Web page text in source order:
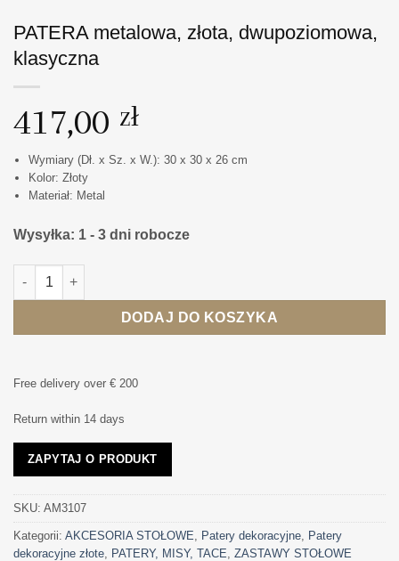
PATERA metalowa, złota, dwupoziomowa,
klasyczna
417,00 zł
Wymiary (Dł. x Sz. x W.): 30 x 30 x 26 cm
Kolor: Złoty
Materiał: Metal
Wysyłka: 1 - 3 dni robocze
ilość PATERA metalowa, złota, dwupoziomowa, klasyczna
DODAJ DO KOSZYKA
Free delivery over € 200
Return within 14 days
ZAPYTAJ O PRODUKT
SKU: AM3107
Kategorii: AKCESORIA STOŁOWE Patery dekoracyjne Patery
dekoracyjne złote PATERY, MISY, TACE ZASTAWY STOŁOWE